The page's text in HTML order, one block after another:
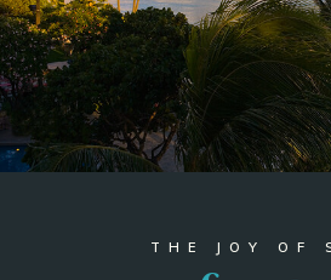
THE JOY OF